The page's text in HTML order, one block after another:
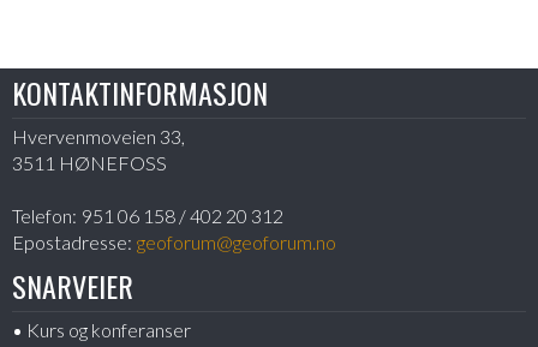
KONTAKTINFORMASJON
Hvervenmoveien 33,
3511 HØNEFOSS
Telefon: 951 06 158 / 402 20 312
Epostadresse: geoforum@geoforum.no
SNARVEIER
Kurs og konferanser